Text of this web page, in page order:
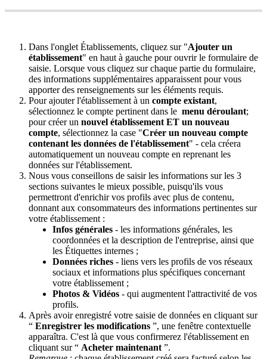
Dans l'onglet Établissements, cliquez sur "Ajouter un
établissement" en haut à gauche pour ouvrir le formulaire de
saisie. Lorsque vous cliquez sur chaque partie du formulaire,
des informations supplémentaires apparaissent pour vous
apporter des renseignements sur les éléments requis.
Pour ajouter l'établissement à un compte existant,
sélectionnez le compte pertinent dans le menu déroulant;
pour créer un nouvel établissement ET un nouveau
compte, sélectionnez la case "Créer un nouveau compte
contenant les données de l'établissement" - cela créera
automatiquement un nouveau compte en reprenant les
données sur l'établissement.
Nous vous conseillons de saisir les informations sur les 3
sections suivantes le mieux possible, puisqu'ils vous
permettront d'enrichir vos profils avec plus de contenu,
donnant aux consommateurs des informations pertinentes sur
votre établissement :
Infos générales - les informations générales, les
coordonnées et la description de l'entreprise, ainsi que
les Étiquettes internes ;
Données riches - liens vers les profils de vos réseaux
sociaux et informations plus spécifiques concernant
votre établissement ;
Photos & Vidéos - qui augmentent l'attractivité de vos
profils.
Après avoir enregistré votre saisie de données en cliquant sur
“ Enregistrer les modifications ”, une fenêtre contextuelle
apparaîtra. C'est là que vous confirmerez l'établissement en
cliquant sur “ Acheter maintenant ”.